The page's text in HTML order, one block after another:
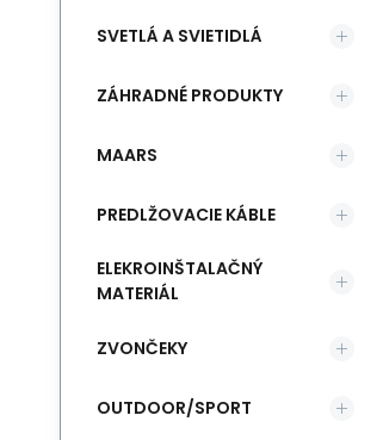
SVETLÁ A SVIETIDLÁ
ZÁHRADNÉ PRODUKTY
MAARS
PREDLŽOVACIE KÁBLE
ELEKROINŠTALAČNÝ
MATERIÁL
ZVONČEKY
OUTDOOR/SPORT